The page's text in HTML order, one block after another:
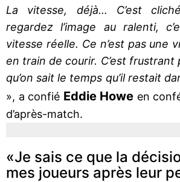
La vitesse, déjà… C’est
regardez l’image au ralenti,
vitesse réelle. Ce n’est pas une
en train de courir. C’est frustrant
qu’on sait le temps qu’il restait
», a confié Eddie Howe en
d’après-match.
«Je sais ce que la
mes joueurs après leur